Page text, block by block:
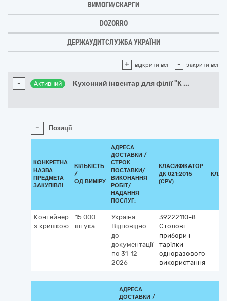
ВИМОГИ/СКАРГИ
DOZORRO
ДЕРЖАУДИТСЛУЖБА УКРАЇНИ
+ відкрити всі - закрити всі
- Активний Кухонний інвентар для філії "К ...
- Позиції
КОНКРЕТНА
НАЗВА
ПРЕДМЕТА
ЗАКУПІВЛІ
КІЛЬКІСТЬ
/
ОД.ВИМІРУ
АДРЕСА
ДОСТАВКИ /
СТРОК
ПОСТАВКИ/
ВИКОНАННЯ
РОБІТ/
НАДАННЯ
ПОСЛУГ:
КЛАСИФІКАТОР
ДК 021:2015
(CPV)
Контейнер
з кришкою
15 000
штука
Україна
Відповідно
до
документації
по 31-12-
2026
39222110-8
Столові
прибори і
тарілки
одноразового
використання
АДРЕСА
ДОСТАВКИ /